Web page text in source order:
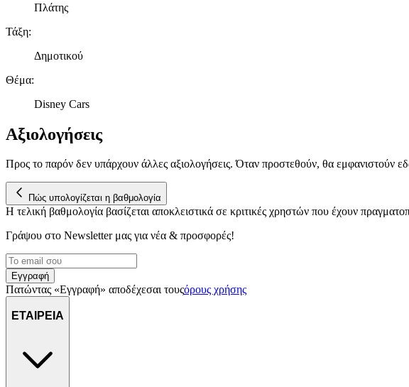
Πλάτης
Τάξη:
Δημοτικού
Θέμα:
Disney Cars
Αξιολογήσεις
Προς το παρόν δεν υπάρχουν άλλες αξιολογήσεις. Όταν προστεθούν, θα εμφανιστούν
Πώς υπολογίζεται η βαθμολογία
Η τελική βαθμολογία βασίζεται αποκλειστικά σε κριτικές χρηστών που έχουν
Γράψου στο Νewsletter μας για νέα & προσφορές!
Εγγραφή
Πατώντας «Εγγραφή» αποδέχεσαι τουςόρους χρήσης
ΕΤΑΙΡΕΙΑ